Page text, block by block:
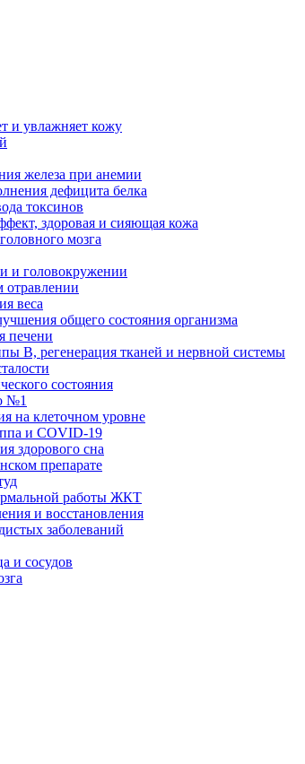
и увлажняет кожу
железа при анемии
дефицита белка
токсинов
здоровая и сияющая кожа
мозга
и головокружении
отравлении
веса
общего состояния организма
печени
В, регенерация тканей и нервной системы
состояния
№1
на клеточном уровне
и COVID-19
здорового сна
препарате
работы ЖКТ
и восстановления
заболеваний
и сосудов